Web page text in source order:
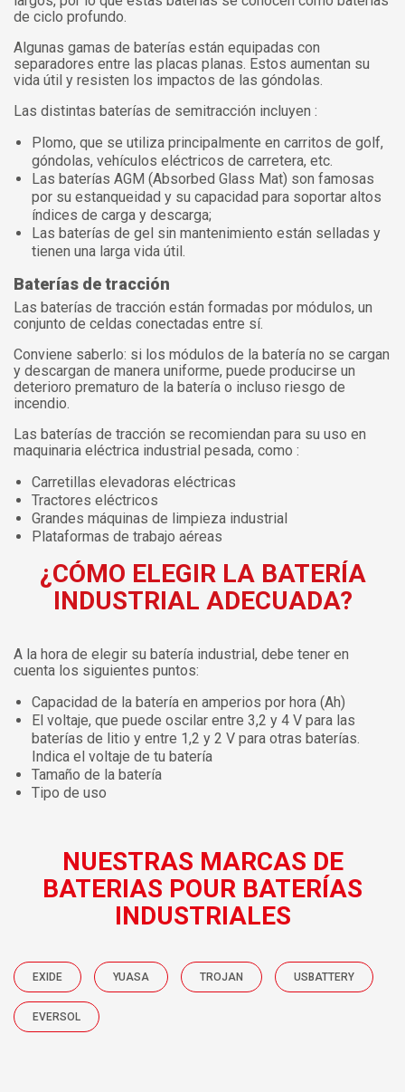
de ciclo profundo.
Algunas gamas de baterías están equipadas con
separadores entre las placas planas. Estos aumentan su
vida útil y resisten los impactos de las góndolas.
Las distintas baterías de semitracción incluyen :
Plomo, que se utiliza principalmente en carritos de golf,
góndolas, vehículos eléctricos de carretera, etc.
Las baterías AGM (Absorbed Glass Mat) son famosas
por su estanqueidad y su capacidad para soportar altos
índices de carga y descarga;
Las baterías de gel sin mantenimiento están selladas y
tienen una larga vida útil.
Baterías de tracción
Las baterías de tracción están formadas por módulos, un
conjunto de celdas conectadas entre sí.
Conviene saberlo: si los módulos de la batería no se cargan
y descargan de manera uniforme, puede producirse un
deterioro prematuro de la batería o incluso riesgo de
incendio.
Las baterías de tracción se recomiendan para su uso en
maquinaria eléctrica industrial pesada, como :
Carretillas elevadoras eléctricas
Tractores eléctricos
Grandes máquinas de limpieza industrial
Plataformas de trabajo aéreas
¿CÓMO ELEGIR LA BATERÍA
INDUSTRIAL ADECUADA?
A la hora de elegir su batería industrial, debe tener en
cuenta los siguientes puntos:
Capacidad de la batería en amperios por hora (Ah)
El voltaje, que puede oscilar entre 3,2 y 4 V para las
baterías de litio y entre 1,2 y 2 V para otras baterías.
Indica el voltaje de tu batería
Tamaño de la batería
Tipo de uso
NUESTRAS MARCAS DE
BATERIAS POUR BATERÍAS
INDUSTRIALES
EXIDE YUASA TROJAN USBATTERY
EVERSOL